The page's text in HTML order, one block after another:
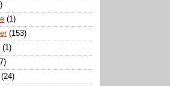
(1)
(153)
(1)
(24)